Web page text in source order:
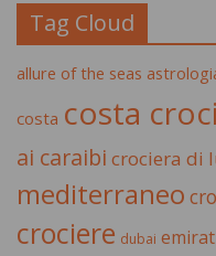
Tag Cloud
allure of the seas
costa costa
ai caraibi crociera di
mediterraneo
crociere dubai